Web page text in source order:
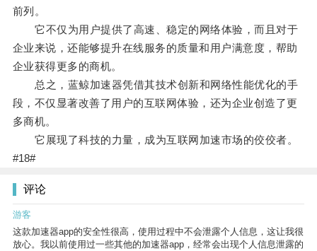
前列。
它不仅为用户提供了高速、稳定的网络体验，而且对于
企业来说，还能够提升在线服务的质量和用户满意度，帮助
企业获得更多的商机。
总之，蓝鲸加速器凭借其技术创新和网络性能优化的手
段，不仅显著改善了用户的互联网体验，还为企业创造了更
多商机。
它展现了科技的力量，成为互联网加速市场的佼佼者。
#18#
评论
游客
这款加速器app的安全性很高，使用过程中不会泄露个人信息，这让我很
放心。我以前使用过一些其他的加速器app，经常会出现个人信息泄露的